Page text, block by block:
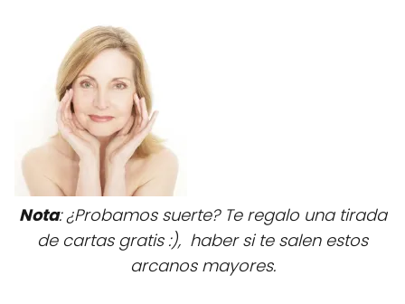
Nota: ¿Probamos suerte? Te regalo una tirada
de cartas gratis :), haber si te salen estos
arcanos mayores.